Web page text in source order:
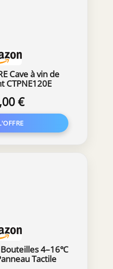
Cave à vin de
CTPNE120E
€
Bouteilles 4–16℃
Tactile